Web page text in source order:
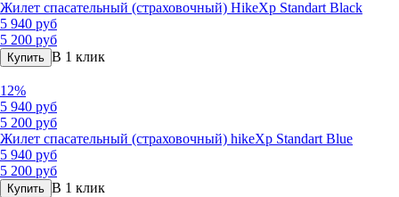
Жилет спасательный (страховочный) HikeXp Standart Black
5 940 руб
5 200 руб
Купить В 1 клик
12%
5 940 руб
5 200 руб
Жилет спасательный (страховочный) hikeXp Standart Blue
5 940 руб
5 200 руб
Купить В 1 клик